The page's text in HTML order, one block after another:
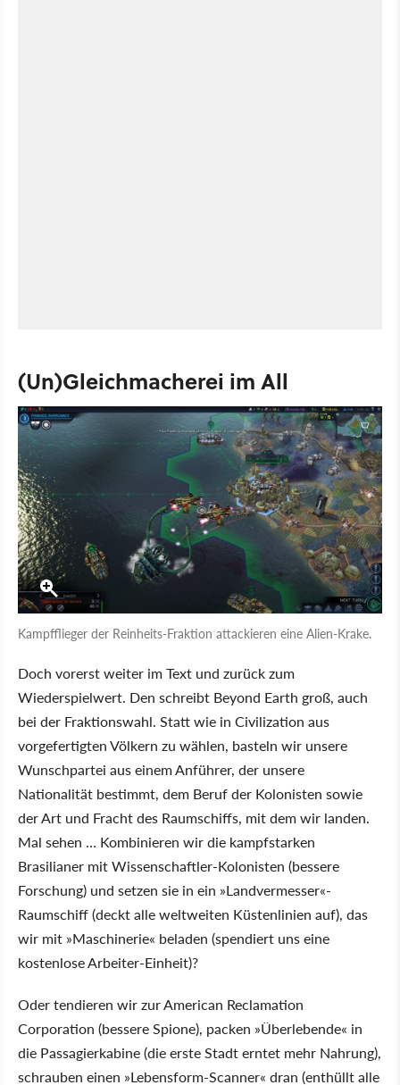
(Un)Gleichmacherei im All
Kampfflieger der Reinheits-Fraktion attackieren eine Alien-Krake.
Doch vorerst weiter im Text und zurück zum
Wiederspielwert. Den schreibt Beyond Earth groß, auch
bei der Fraktionswahl. Statt wie in Civilization aus
vorgefertigten Völkern zu wählen, basteln wir unsere
Wunschpartei aus einem Anführer, der unsere
Nationalität bestimmt, dem Beruf der Kolonisten sowie
der Art und Fracht des Raumschiffs, mit dem wir landen.
Mal sehen … Kombinieren wir die kampfstarken
Brasilianer mit Wissenschaftler-Kolonisten (bessere
Forschung) und setzen sie in ein »Landvermesser«-
Raumschiff (deckt alle weltweiten Küstenlinien auf), das
wir mit »Maschinerie« beladen (spendiert uns eine
kostenlose Arbeiter-Einheit)?
Oder tendieren wir zur American Reclamation
Corporation (bessere Spione), packen »Überlebende« in
die Passagierkabine (die erste Stadt erntet mehr Nahrung),
schrauben einen »Lebensform-Scanner« dran (enthüllt alle